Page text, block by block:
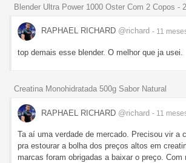
Blender Ultra Power 1000 Oster Com 2 Copos -
RAPHAEL RICHARD @richard - 11
top demais esse blender. O melhor que ja usei.
Creatina Monohidratada 500g Sabor Natural
RAPHAEL RICHARD @richard - 11
Ta aí uma verdade de mercado. Precisou vir a
pra estourar a bolha dos preços altos em
marcas foram obrigadas a baixar o preço. Com